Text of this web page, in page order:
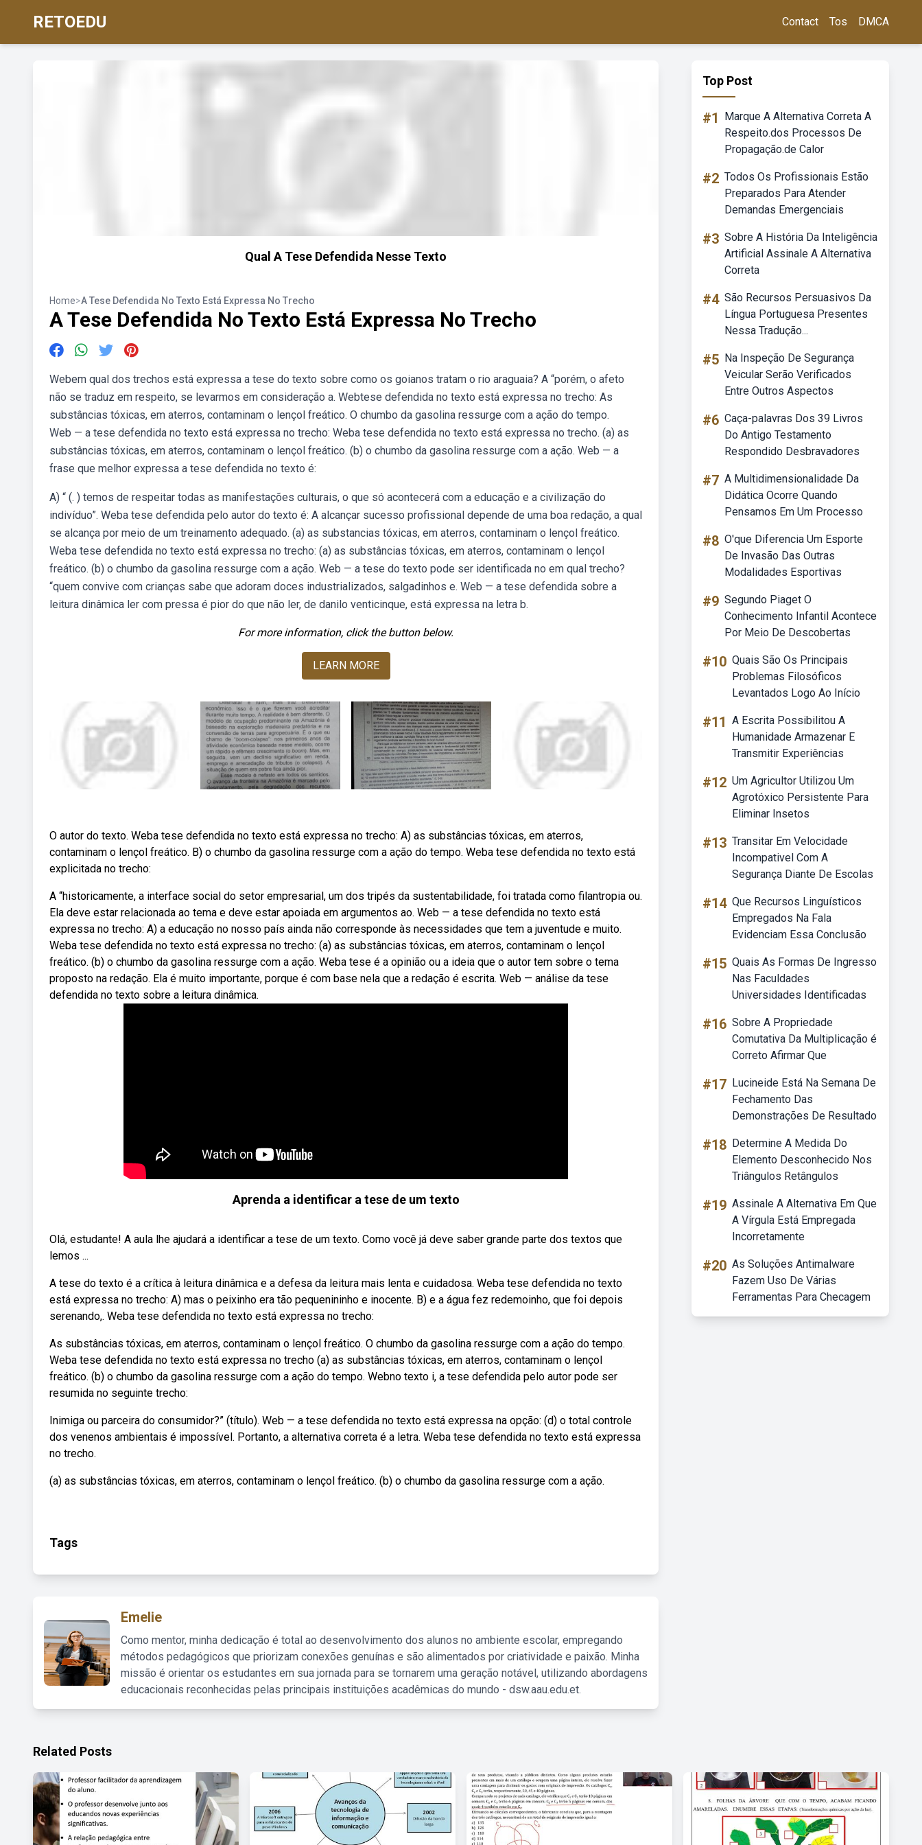
RETOEDU Contact Tos DMCA
Qual A Tese Defendida Nesse Texto
Home>A Tese Defendida No Texto Está Expressa No Trecho
A Tese Defendida No Texto Está Expressa No Trecho
Webem qual dos trechos está expressa a tese do texto sobre como os goianos tratam o rio araguaia? A “porém, o afeto
não se traduz em respeito, se levarmos em consideração a. Webtese defendida no texto está expressa no trecho: As
substâncias tóxicas, em aterros, contaminam o lençol freático. O chumbo da gasolina ressurge com a ação do tempo.
Web — a tese defendida no texto está expressa no trecho: Weba tese defendida no texto está expressa no trecho. (a) as
substâncias tóxicas, em aterros, contaminam o lençol freático. (b) o chumbo da gasolina ressurge com a ação. Web — a
frase que melhor expressa a tese defendida no texto é:
A) “ (. ) temos de respeitar todas as manifestações culturais, o que só acontecerá com a educação e a civilização do
indivíduo”. Weba tese defendida pelo autor do texto é: A alcançar sucesso profissional depende de uma boa redação, a qual
se alcança por meio de um treinamento adequado. (a) as substancias tóxicas, em aterros, contaminam o lençol freático.
Weba tese defendida no texto está expressa no trecho: (a) as substâncias tóxicas, em aterros, contaminam o lençol
freático. (b) o chumbo da gasolina ressurge com a ação. Web — a tese do texto pode ser identificada no em qual trecho?
“quem convive com crianças sabe que adoram doces industrializados, salgadinhos e. Web — a tese defendida sobre a
leitura dinâmica ler com pressa é pior do que não ler, de danilo venticinque, está expressa na letra b.
For more information, click the button below.
LEARN MORE
O autor do texto. Weba tese defendida no texto está expressa no trecho: A) as substâncias tóxicas, em aterros,
contaminam o lençol freático. B) o chumbo da gasolina ressurge com a ação do tempo. Weba tese defendida no texto está
explicitada no trecho:
A “historicamente, a interface social do setor empresarial, um dos tripés da sustentabilidade, foi tratada como filantropia ou.
Ela deve estar relacionada ao tema e deve estar apoiada em argumentos ao. Web — a tese defendida no texto está
expressa no trecho: A) a educação no nosso país ainda não corresponde às necessidades que tem a juventude e muito.
Weba tese defendida no texto está expressa no trecho: (a) as substâncias tóxicas, em aterros, contaminam o lençol
freático. (b) o chumbo da gasolina ressurge com a ação. Weba tese é a opinião ou a ideia que o autor tem sobre o tema
proposto na redação. Ela é muito importante, porque é com base nela que a redação é escrita. Web — análise da tese
defendida no texto sobre a leitura dinâmica.
Aprenda a identificar a tese de um texto
Olá, estudante! A aula lhe ajudará a identificar a tese de um texto. Como você já deve saber grande parte dos textos que
lemos ...
A tese do texto é a crítica à leitura dinâmica e a defesa da leitura mais lenta e cuidadosa. Weba tese defendida no texto
está expressa no trecho: A) mas o peixinho era tão pequenininho e inocente. B) e a água fez redemoinho, que foi depois
serenando,. Weba tese defendida no texto está expressa no trecho:
As substâncias tóxicas, em aterros, contaminam o lençol freático. O chumbo da gasolina ressurge com a ação do tempo.
Weba tese defendida no texto está expressa no trecho (a) as substâncias tóxicas, em aterros, contaminam o lençol
freático. (b) o chumbo da gasolina ressurge com a ação do tempo. Webno texto i, a tese defendida pelo autor pode ser
resumida no seguinte trecho:
Inimiga ou parceira do consumidor?” (título). Web — a tese defendida no texto está expressa na opção: (d) o total controle
dos venenos ambientais é impossível. Portanto, a alternativa correta é a letra. Weba tese defendida no texto está expressa
no trecho.
(a) as substâncias tóxicas, em aterros, contaminam o lençol freático. (b) o chumbo da gasolina ressurge com a ação.
Tags
Emelie
Como mentor, minha dedicação é total ao desenvolvimento dos alunos no ambiente escolar, empregando
métodos pedagógicos que priorizam conexões genuínas e são alimentados por criatividade e paixão. Minha
missão é orientar os estudantes em sua jornada para se tornarem uma geração notável, utilizando abordagens
educacionais reconhecidas pelas principais instituições acadêmicas do mundo - dsw.aau.edu.et.
Top Post
#1
Marque A Alternativa Correta A
Respeito.dos Processos De
Propagação.de Calor
#2 Todos Os Profissionais Estão
Preparados Para Atender
Demandas Emergenciais
#3 Sobre A História Da Inteligência
Artificial Assinale A Alternativa
Correta
#4 São Recursos Persuasivos Da
Língua Portuguesa Presentes
Nessa Tradução...
#5 Na Inspeção De Segurança
Veicular Serão Verificados
Entre Outros Aspectos
#6 Caça-palavras Dos 39 Livros
Do Antigo Testamento
Respondido Desbravadores
#7 A Multidimensionalidade Da
Didática Ocorre Quando
Pensamos Em Um Processo
#8 O'que Diferencia Um Esporte
De Invasão Das Outras
Modalidades Esportivas
#9 Segundo Piaget O
Conhecimento Infantil Acontece
Por Meio De Descobertas
#10 Quais São Os Principais
Problemas Filosóficos
Levantados Logo Ao Início
#11 A Escrita Possibilitou A
Humanidade Armazenar E
Transmitir Experiências
#12 Um Agricultor Utilizou Um
Agrotóxico Persistente Para
Eliminar Insetos
#13 Transitar Em Velocidade
Incompativel Com A
Segurança Diante De Escolas
#14 Que Recursos Linguísticos
Empregados Na Fala
Evidenciam Essa Conclusão
#15 Quais As Formas De Ingresso
Nas Faculdades
Universidades Identificadas
#16 Sobre A Propriedade
Comutativa Da Multiplicação é
Correto Afirmar Que
#17 Lucineide Está Na Semana De
Fechamento Das
Demonstrações De Resultado
#18 Determine A Medida Do
Elemento Desconhecido Nos
Triângulos Retângulos
#19 Assinale A Alternativa Em Que
A Vírgula Está Empregada
Incorretamente
#20 As Soluções Antimalware
Fazem Uso De Várias
Ferramentas Para Checagem
Related Posts